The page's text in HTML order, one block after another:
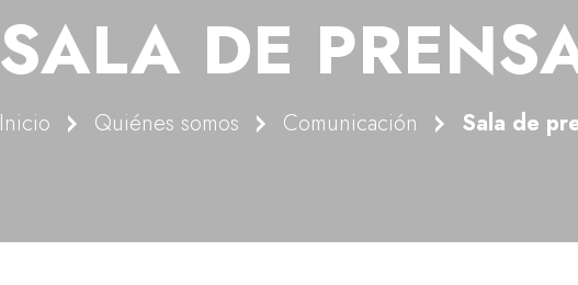
SALA DE
Inicio Quiénes somos Comunicación Sala de